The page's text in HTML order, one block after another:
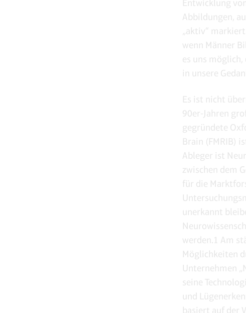
Entwicklung
Abbildungen,
„aktiv“
wenn Männer
es uns möglich,
in unsere
Es ist nicht
90er-Jahren
gegründete
Brain (FMRIB)
Ableger ist
zwischen dem
für die
unerkannt
werden.1 Am
Möglichkeiten
Unternehmen
seine
und
basiert auf der